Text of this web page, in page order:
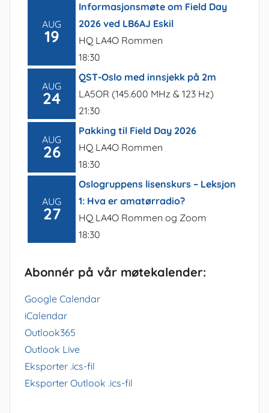
AUG
19
Informasjonsmøte om Field Day
2026 ved LB6AJ Eskil
HQ LA4O Rommen
18:30
AUG
24
QST-Oslo med innsjekk på 2m
LA5OR (145.600 MHz & 123 Hz)
21:30
AUG
26
Pakking til Field Day 2026
HQ LA4O Rommen
18:30
AUG
27
Oslogruppens lisenskurs – Leksjon
1: Hva er amatørradio?
HQ LA4O Rommen og Zoom
18:30
Abonnér på vår møtekalender:
Google Calendar
iCalendar
Outlook365
Outlook Live
Eksporter .ics-fil
Eksporter Outlook .ics-fil